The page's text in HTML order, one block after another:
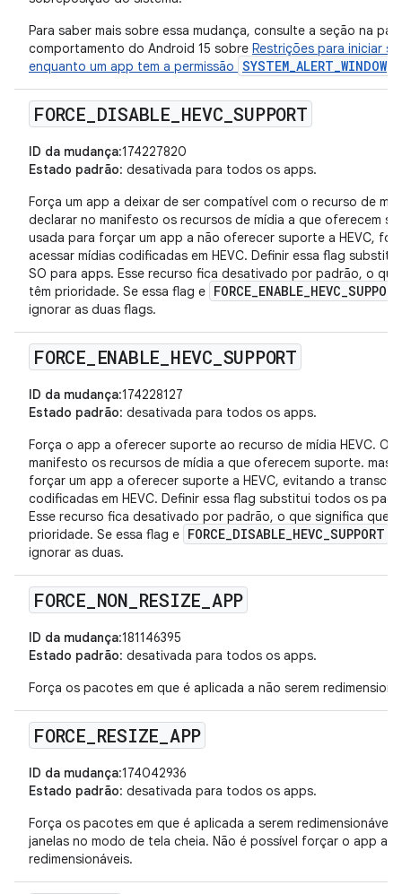
Para saber mais sobre essa mudança, consulte a seção na
comportamento do Android 15 sobre Restrições para iniciar
enquanto um app tem a permissão SYSTEM_ALERT_WINDOW
FORCE DISABLE HEVC _SUPPORT
ID da mudança:174227820
Estado padrão: desativada para todos os apps.
Força um app a deixar de ser compatível com o recurso de
declarar no manifesto os recursos de mídia a que oferecem
usada para forçar um app a não oferecer suporte a HEVC,
acessar mídias codificadas em HEVC. Definir essa flag
SO para apps. Esse recurso fica desativado por padrão, o
têm prioridade. Se essa flag e FORCE_ENABLE_HEVC_SUPPORT
ignorar as duas flags.
FORCE ENABLE HEVC SUPPORT
ID da mudança:174228127
Estado padrão: desativada para todos os apps.
Força o app a oferecer suporte ao recurso de mídia HEVC.
manifesto os recursos de mídia a que oferecem suporte. mas
forçar um app a oferecer suporte a HEVC, evitando a
codificadas em HEVC. Definir essa flag substitui todos os
Esse recurso fica desativado por padrão, o que significa que
prioridade. Se essa flag e FORCE_DISABLE_HEVC_SUPPORT
ignorar as duas.
FORCE NON RESIZE APP
ID da mudança:181146395
Estado padrão: desativada para todos os apps.
Força os pacotes em que é aplicada a não serem
FORCE RESIZE APP
ID da mudança:174042936
Estado padrão: desativada para todos os apps.
Força os pacotes em que é aplicada a serem
janelas no modo de tela cheia. Não é possível forçar o app a
redimensionáveis.